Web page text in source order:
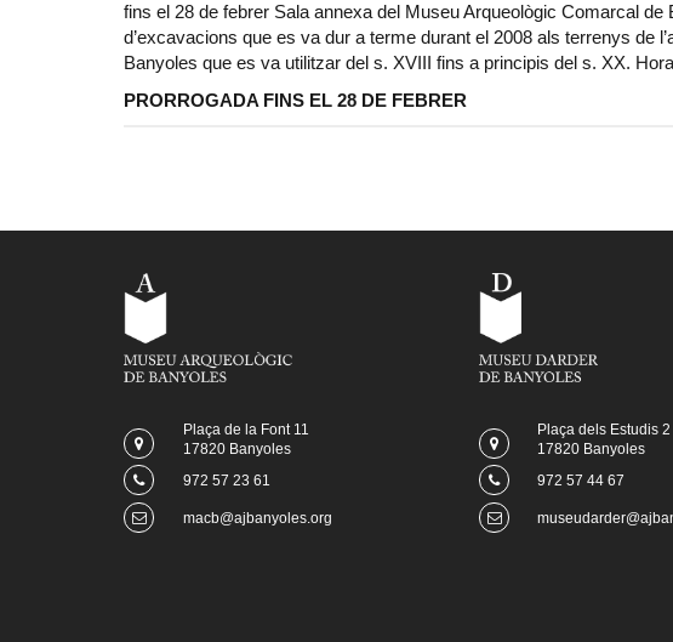
fins el 28 de febrer Sala annexa del Museu Arqueològic Comarcal
d’excavacions que es va dur a terme durant el 2008 als terrenys de
Banyoles que es va utilitzar del s. XVIII fins a principis del s. XX.
PRORROGADA FINS EL 28 DE FEBRER
Plaça de la Font 11
17820 Banyoles
972 57 23 61
macb@ajbanyoles.org
Plaça dels Estudis 2
17820 Banyoles
972 57 44 67